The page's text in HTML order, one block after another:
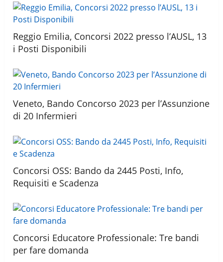
Reggio Emilia, Concorsi 2022 presso l’AUSL, 13
i Posti Disponibili
Veneto, Bando Concorso 2023 per l’Assunzione
di 20 Infermieri
Concorsi OSS: Bando da 2445 Posti, Info,
Requisiti e Scadenza
Concorsi Educatore Professionale: Tre bandi
per fare domanda